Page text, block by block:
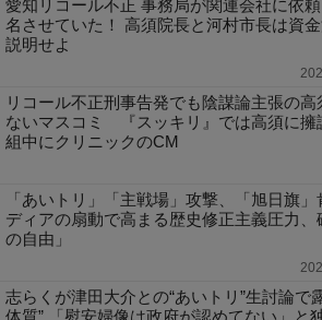
愛知リコール不正 事務局が関連会社に依
名させていた！ 高須院長と河村市長は資
説明せよ
リコール不正刑事告発でも陰謀論主張の高
ないマスコミ 『スッキリ』では高須に
組中にクリニックのCM
「あいトリ」「主戦場」攻撃、「旭日旗
ディアの扇動で高まる歴史修正主義圧力、
の自由」
志らくが津田大介との“あいトリ”生討論で
体質” 「慰安婦像は政府が認めてない」と